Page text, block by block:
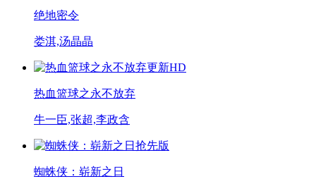
绝地密令
娄淇,汤晶晶
更新HD
热血篮球之永不放弃
牛一臣,张超,李政含
抢先版
蜘蛛侠：崭新之日